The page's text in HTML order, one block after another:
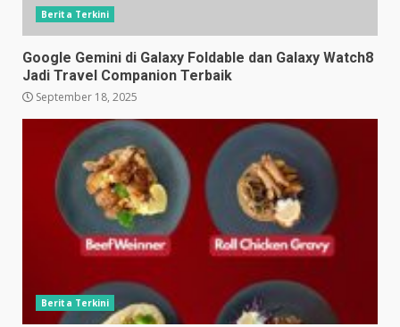
Berita Terkini
Google Gemini di Galaxy Foldable dan Galaxy Watch8
Jadi Travel Companion Terbaik
September 18, 2025
Berita Terkini